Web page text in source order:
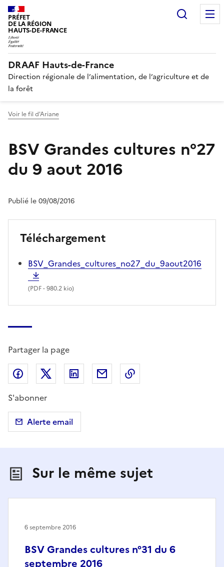
PRÉFET
DE LA RÉGION
HAUTS-DE-FRANCE
DRAAF Hauts-de-France
Direction régionale de l’alimentation, de l’agriculture et de
la forêt
Voir le fil d'Ariane
BSV Grandes cultures n°27
du 9 aout 2016
Publié le 09/08/2016
Téléchargement
BSV_Grandes_cultures_no27_du_9aout2016
(PDF- 980.2 kio)
Partager la page
Partager sur Facebook
Partager sur X (anciennement Twitter)
Partager sur LinkedIn
Partager par email
S'abonner
Alerte email
Sur le même sujet
BSV Grandes cultures n°31 du 6
septembre 2016
6 septembre 2016